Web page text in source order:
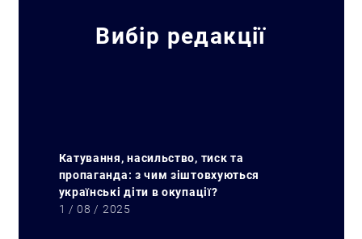
Вибір редакції
Катування, насильство, тиск та
пропаганда: з чим зіштовхуються
українські діти в окупації?
1 / 08 / 2025